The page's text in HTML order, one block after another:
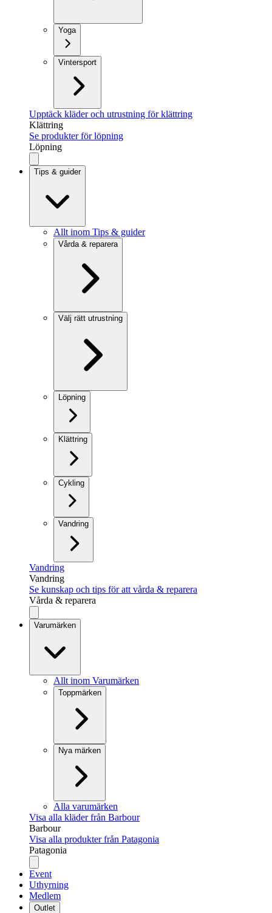
Yoga
Vintersport
Upptäck kläder och utrustning för klättring
Klättring
Se produkter för löpning
Löpning
Tips & guider
Allt inom Tips & guider
Vårda & reparera
Välj rätt utrustning
Löpning
Klättring
Cykling
Vandring
Vandring
Vandring
Se kunskap och tips för att vårda & reparera
Vårda & reparera
Varumärken
Allt inom Varumärken
Toppmärken
Nya märken
Alla varumärken
Visa alla kläder från Barbour
Barbour
Visa alla produkter från Patagonia
Patagonia
Event
Uthyrning
Medlem
Outlet